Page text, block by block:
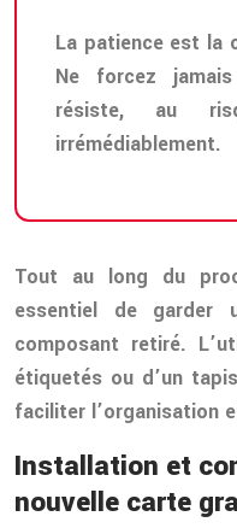
La patience est la
Ne forcez
résiste, au
irrémédiablement.
Tout au long du
essentiel de garder
composant retiré.
étiquetés ou d’un
faciliter l’organisation
Installation et
nouvelle carte